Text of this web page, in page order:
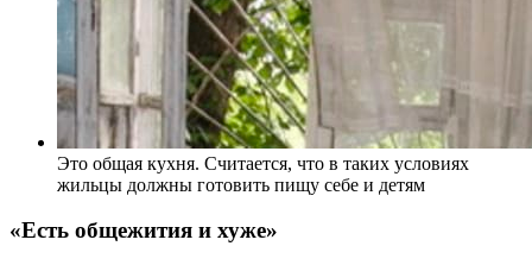
Это общая кухня. Считается, что в таких условиях
жильцы должны готовить пищу себе и детям
«Есть общежития и хуже»